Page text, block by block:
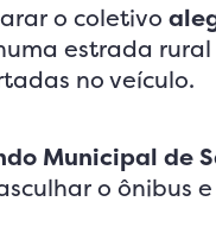
o coletivo
estrada
no veículo.
Municipal de
o ônibus